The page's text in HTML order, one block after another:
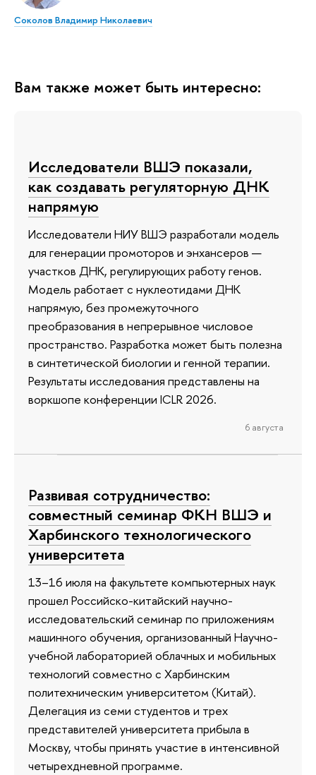
Соколов Владимир Николаевич
Вам также может быть интересно:
Исследователи ВШЭ показали,
как создавать регуляторную ДНК
напрямую
Исследователи НИУ ВШЭ разработали модель
для генерации промоторов и энхансеров —
участков ДНК, регулирующих работу генов.
Модель работает с нуклеотидами ДНК
напрямую, без промежуточного
преобразования в непрерывное числовое
пространство. Разработка может быть полезна
в синтетической биологии и генной терапии.
Результаты исследования представлены на
воркшопе конференции ICLR 2026.
6 августа
Развивая сотрудничество:
совместный семинар ФКН ВШЭ и
Харбинского технологического
университета
13–16 июля на факультете компьютерных наук
прошел Российско-китайский научно-
исследовательский семинар по приложениям
машинного обучения, организованный Научно-
учебной лабораторией облачных и мобильных
технологий совместно с Харбинским
политехническим университетом (Китай).
Делегация из семи студентов и трех
представителей университета прибыла в
Москву, чтобы принять участие в интенсивной
четырехдневной программе.